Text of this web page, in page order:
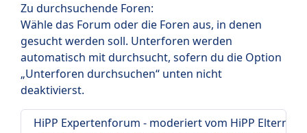
Zu durchsuchende Foren:
Wähle das Forum oder die Foren aus, in denen
gesucht werden soll. Unterforen werden
automatisch mit durchsucht, sofern du die Option
„Unterforen durchsuchen“ unten nicht
deaktivierst.